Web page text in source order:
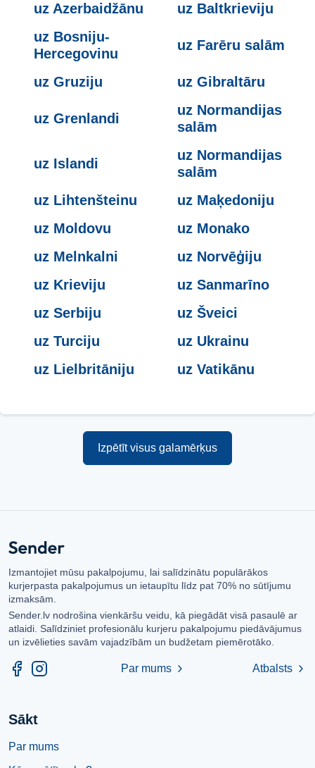
uz Azerbaidžānu
uz Baltkrieviju
uz Bosniju-
Hercegovinu
uz Farēru salām
uz Gruziju uz Gibraltāru
uz Grenlandi
uz Normandijas
salām
uz Islandi
uz Normandijas
salām
uz Lihtenšteinu
uz Maķedoniju
uz Moldovu
uz Monako
uz Melnkalni
uz Norvēģiju
uz Krieviju
uz Sanmarīno
uz Serbiju
uz Šveici
uz Turciju
uz Ukrainu
uz Lielbritāniju
uz Vatikānu
Izpētīt visus galamērķus
Izmantojiet mūsu pakalpojumu, lai salīdzinātu populārākos
kurjerpasta pakalpojumus un ietaupītu līdz pat 70% no sūtījumu
izmaksām.
Sender.lv nodrošina vienkāršu veidu, kā piegādāt visā pasaulē ar
atlaidi. Salīdziniet profesionālu kurjeru pakalpojumu piedāvājumus
un izvēlieties savām vajadzībām un budžetam piemērotāko.
Par mums chevron_right Atbalsts chevron_right
Sākt
Par mums